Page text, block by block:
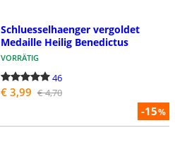
-15%
Schluesselhaenger vergoldet
Medaille Heilig Benedictus
VORRÄTIG
46
€ 3,99 € 4,70